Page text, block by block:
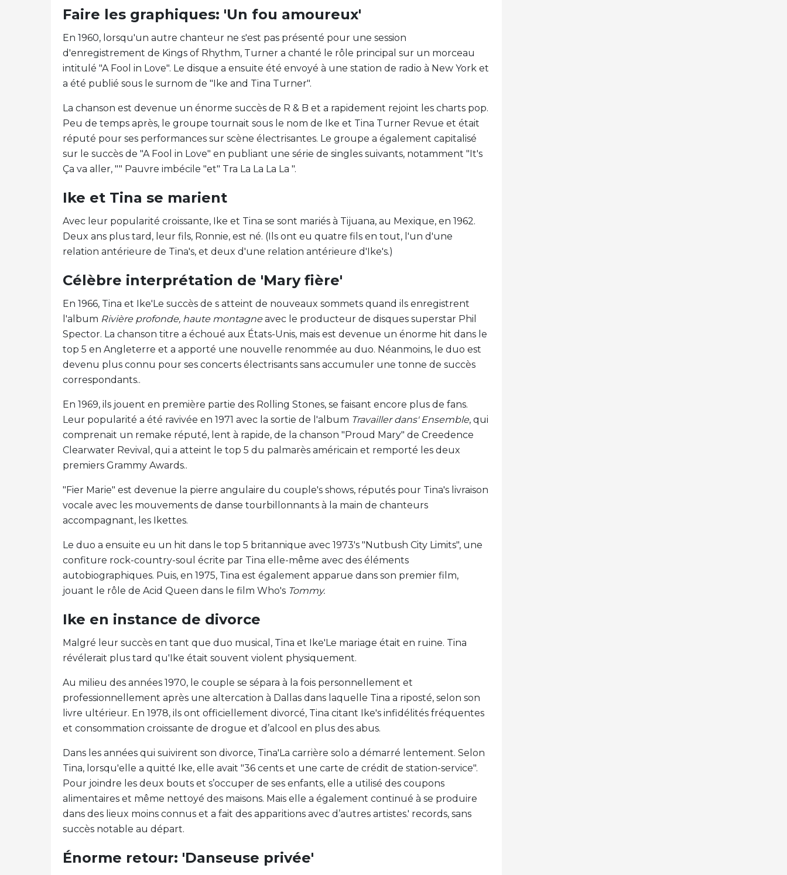
Faire les graphiques: 'Un fou amoureux'
En 1960, lorsqu'un autre chanteur ne s'est pas présenté pour une session
d'enregistrement de Kings of Rhythm, Turner a chanté le rôle principal sur un morceau
intitulé "A Fool in Love". Le disque a ensuite été envoyé à une station de radio à New York et
a été publié sous le surnom de "Ike and Tina Turner".
La chanson est devenue un énorme succès de R & B et a rapidement rejoint les charts pop.
Peu de temps après, le groupe tournait sous le nom de Ike et Tina Turner Revue et était
réputé pour ses performances sur scène électrisantes. Le groupe a également capitalisé
sur le succès de "A Fool in Love" en publiant une série de singles suivants, notamment "It's
Ça va aller, "" Pauvre imbécile "et" Tra La La La La ".
Ike et Tina se marient
Avec leur popularité croissante, Ike et Tina se sont mariés à Tijuana, au Mexique, en 1962.
Deux ans plus tard, leur fils, Ronnie, est né. (Ils ont eu quatre fils en tout, l'un d'une
relation antérieure de Tina's, et deux d'une relation antérieure d'Ike's.)
Célèbre interprétation de 'Mary fière'
En 1966, Tina et Ike'Le succès de s atteint de nouveaux sommets quand ils enregistrent
l'album Rivière profonde, haute montagneavec le producteur de disques superstar Phil
Spector. La chanson titre a échoué aux États-Unis, mais est devenue un énorme hit dans le
top 5 en Angleterre et a apporté une nouvelle renommée au duo. Néanmoins, le duo est
devenu plus connu pour ses concerts électrisants sans accumuler une tonne de succès
correspondants..
En 1969, ils jouent en première partie des Rolling Stones, se faisant encore plus de fans.
Leur popularité a été ravivée en 1971 avec la sortie de l'album Travailler dans' Ensemble, qui
comprenait un remake réputé, lent à rapide, de la chanson "Proud Mary" de Creedence
Clearwater Revival, qui a atteint le top 5 du palmarès américain et remporté les deux
premiers Grammy Awards..
"Fier Marie" est devenue la pierre angulaire du couple's shows, réputés pour Tina's livraison
vocale avec les mouvements de danse tourbillonnants à la main de chanteurs
accompagnant, les Ikettes.
Le duo a ensuite eu un hit dans le top 5 britannique avec 1973's "Nutbush City Limits", une
confiture rock-country-soul écrite par Tina elle-même avec des éléments
autobiographiques. Puis, en 1975, Tina est également apparue dans son premier film,
jouant le rôle de Acid Queen dans le film Who's Tommy.
Ike en instance de divorce
Malgré leur succès en tant que duo musical, Tina et Ike'Le mariage était en ruine. Tina
révélerait plus tard qu'Ike était souvent violent physiquement.
Au milieu des années 1970, le couple se sépara à la fois personnellement et
professionnellement après une altercation à Dallas dans laquelle Tina a riposté, selon son
livre ultérieur. En 1978, ils ont officiellement divorcé, Tina citant Ike's infidélités fréquentes
et consommation croissante de drogue et d’alcool en plus des abus.
Dans les années qui suivirent son divorce, Tina'La carrière solo a démarré lentement. Selon
Tina, lorsqu'elle a quitté Ike, elle avait "36 cents et une carte de crédit de station-service".
Pour joindre les deux bouts et s’occuper de ses enfants, elle a utilisé des coupons
alimentaires et même nettoyé des maisons. Mais elle a également continué à se produire
dans des lieux moins connus et a fait des apparitions avec d’autres artistes.' records, sans
succès notable au départ.
Énorme retour: 'Danseuse privée'